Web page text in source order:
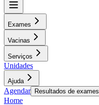
Exames
Vacinas
Serviços
Unidades
Ajuda
Agendar Resultados de exames
Home